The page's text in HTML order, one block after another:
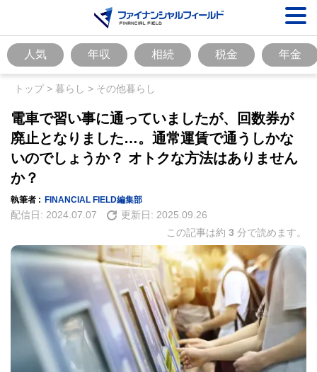
人気 年収 相続 税金 年金
トップ> 暮らし > その他暮らし
電車で習い事に通っていましたが、回数券が
廃止となりました…。通常運賃で通うしかな
いのでしょうか？ オトクな方法はありません
か？
執筆者 : FINANCIAL FIELD編集部
配信日: 2024.07.07 更新日: 2025.09.26
この記事は約 3 分で読めます。